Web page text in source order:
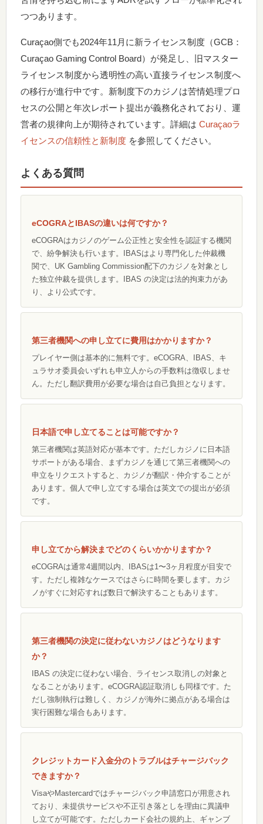
つつあります。
Curaçao側でも2024年11月に新ライセンス制度（GCB：
Curaçao Gaming Control Board）が発足し、旧マスター
ライセンス制度から透明性の高い直接ライセンス制度へ
の移行が進行中です。新制度下のカジノは苦情処理プロ
セスの公開と年次レポート提出が義務化されており、運
営者の規律向上が期待されています。詳細は Curaçaoラ
イセンスの信頼性と新制度 を参照してください。
よくある質問
eCOGRAとIBASの違いは何ですか？
eCOGRAはカジノのゲーム公正性と安全性を認証する機関
で、紛争解決も行います。IBASはより専門化した仲裁機
関で、UK Gambling Commission配下のカジノを対象とし
た独立仲裁を提供します。IBAS の決定は法的拘束力があ
り、より公式です。
第三者機関への申し立てに費用はかかりますか？
プレイヤー側は基本的に無料です。eCOGRA、IBAS、キ
ュラサオ委員会いずれも申立人からの手数料は徴収しませ
ん。ただし翻訳費用が必要な場合は自己負担となります。
日本語で申し立てることは可能ですか？
第三者機関は英語対応が基本です。ただしカジノに日本語
サポートがある場合、まずカジノを通じて第三者機関への
申立をリクエストすると、カジノが翻訳・仲介することが
あります。個人で申し立てする場合は英文での提出が必須
です。
申し立てから解決までどのくらいかかりますか？
eCOGRAは通常4週間以内、IBASは1〜3ヶ月程度が目安で
す。ただし複雑なケースではさらに時間を要します。カジ
ノがすぐに対応すれば数日で解決することもあります。
第三者機関の決定に従わないカジノはどうなります
か？
IBAS の決定に従わない場合、ライセンス取消しの対象と
なることがあります。eCOGRA認証取消しも同様です。た
だし強制執行は難しく、カジノが海外に拠点がある場合は
実行困難な場合もあります。
クレジットカード入金分のトラブルはチャージバック
できますか？
VisaやMastercardではチャージバック申請窓口が用意され
ており、未提供サービスや不正引き落としを理由に異議申
し立てが可能です。ただしカード会社の規約上、ギャンブ